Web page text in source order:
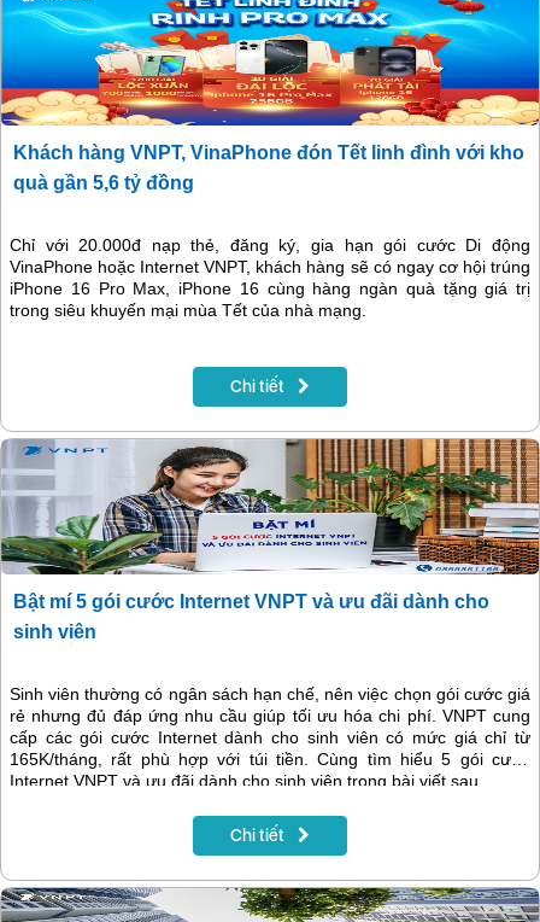
Khách hàng VNPT, VinaPhone đón Tết linh đình với kho
quà gần 5,6 tỷ đồng
Chỉ với 20.000đ nạp thẻ, đăng ký, gia hạn gói cước Di động
VinaPhone hoặc Internet VNPT, khách hàng sẽ có ngay cơ hội trúng
iPhone 16 Pro Max, iPhone 16 cùng hàng ngàn quà tặng giá trị
trong siêu khuyến mại mùa Tết của nhà mạng.
Chi tiết
Bật mí 5 gói cước Internet VNPT và ưu đãi dành cho
sinh viên
Sinh viên thường có ngân sách hạn chế, nên việc chọn gói cước giá
rẻ nhưng đủ đáp ứng nhu cầu giúp tối ưu hóa chi phí. VNPT cung
cấp các gói cước Internet dành cho sinh viên có mức giá chỉ từ
165K/tháng, rất phù hợp với túi tiền. Cùng tìm hiểu 5 gói cước
Internet VNPT và ưu đãi dành cho sinh viên trong bài viết sau.
Chi tiết